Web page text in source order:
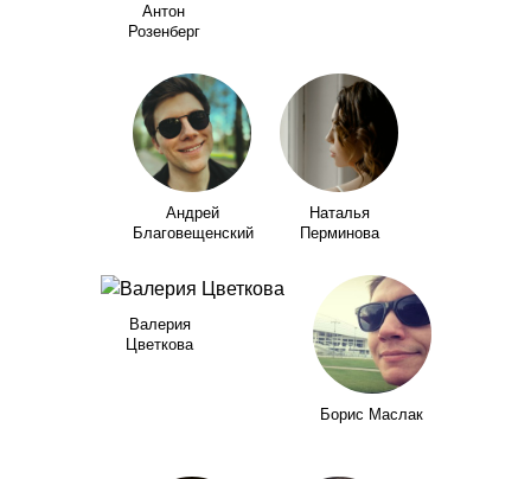
Антон
Розенберг
Андрей
Благовещенский
Наталья
Перминова
Валерия
Цветкова
Борис Маслак